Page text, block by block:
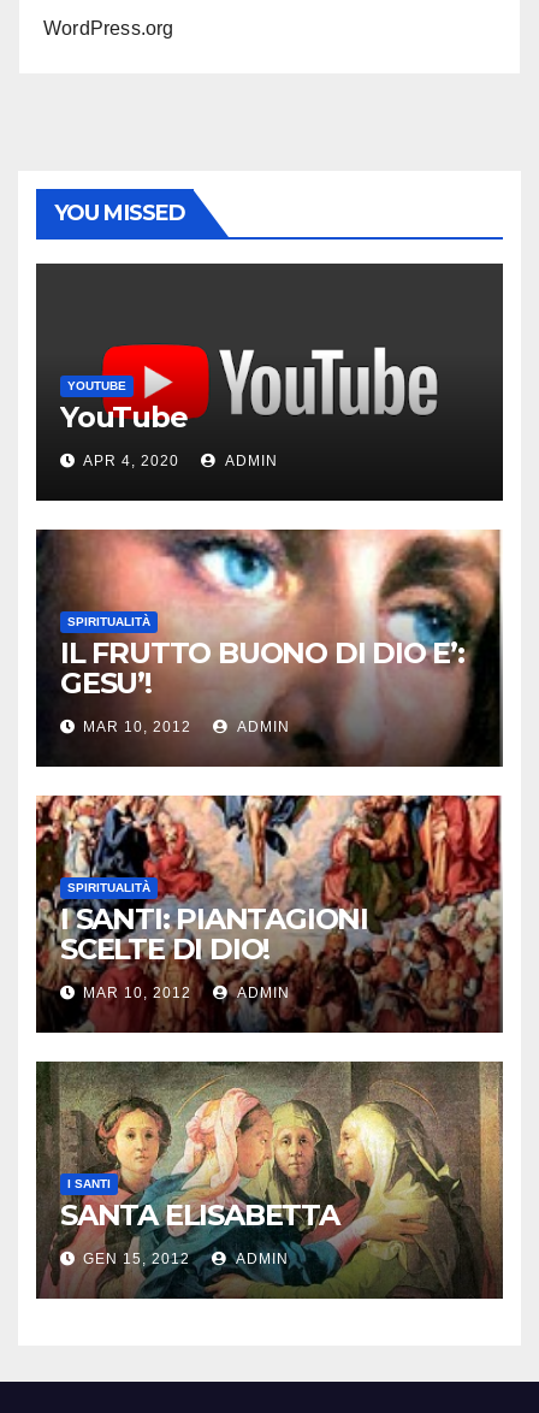
WordPress.org
YOU MISSED
YOUTUBE
YouTube
APR 4, 2020 ADMIN
SPIRITUALITÀ
IL FRUTTO BUONO DI DIO E’:
GESU’!
MAR 10, 2012 ADMIN
SPIRITUALITÀ
I SANTI: PIANTAGIONI
SCELTE DI DIO!
MAR 10, 2012 ADMIN
I SANTI
SANTA ELISABETTA
GEN 15, 2012 ADMIN